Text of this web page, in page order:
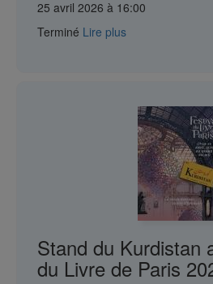
25 avril 2026 à 16:00
Terminé Lire plus
Stand du Kurdistan
du Livre de Paris